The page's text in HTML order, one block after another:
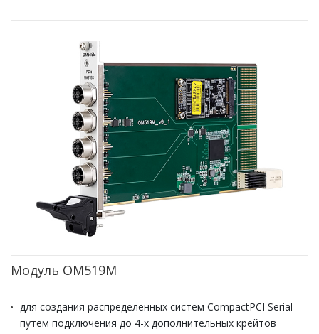
Модуль ОМ519М
для создания распределенных систем CompactPCI Serial
путем подключения до 4-х дополнительных крейтов